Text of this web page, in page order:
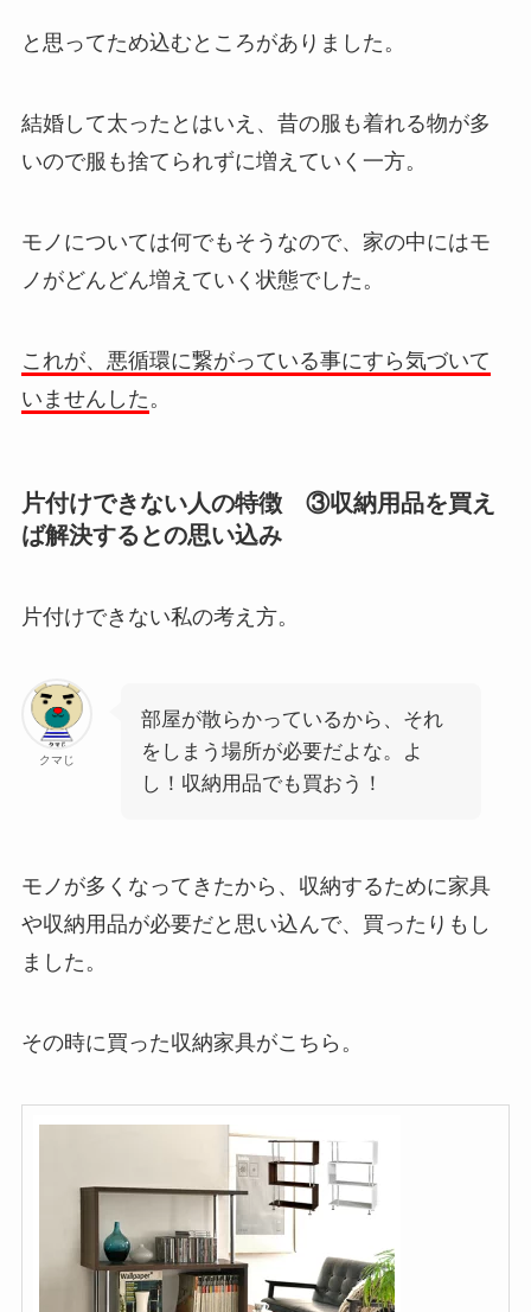
と思ってため込むところがありました。
結婚して太ったとはいえ、昔の服も着れる物が多
いので服も捨てられずに増えていく一方。
モノについては何でもそうなので、 家の中にはモ
ノがどんどん増えていく状態でした。
これが、悪循環に繋がっている事にすら気づいて
いませんした 。
片付けできない人の特徴 ③収納用品を買え
ば解決するとの思い込み
片付けできない私の考え方。
クマじ
部屋が散らかっているから、それ
をしまう場所が必要だよな。よ
し！収納用品でも買おう！
モノが多くなってきたから、収納するために家具
や収納用品が必要だと思い込んで、買ったりもし
ました。
その時に買った収納家具がこちら。